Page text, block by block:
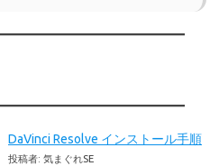
DaVinci Resolve インストール手順
投稿者: 気まぐれSE